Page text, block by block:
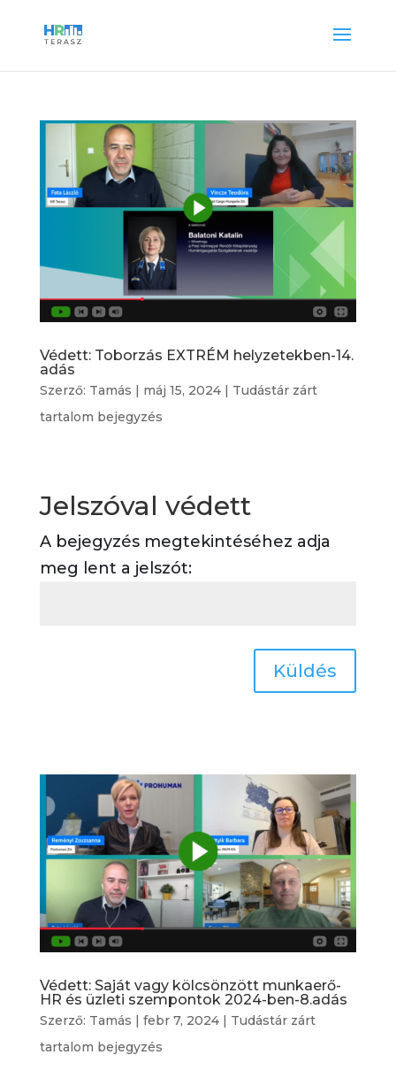
Védett: Toborzás EXTRÉM helyzetekben-14.
adás
Szerző: Tamás | máj 15, 2024| Tudástár zárt
tartalom bejegyzés
Jelszóval védett
A bejegyzés megtekintéséhez adja
meg lent a jelszót:
Küldés
Védett: Saját vagy kölcsönzött munkaerő-
HR és üzleti szempontok 2024-ben-8.adás
Szerző: Tamás | febr 7, 2024| Tudástár zárt
tartalom bejegyzés